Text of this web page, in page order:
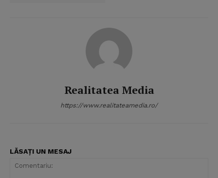
Realitatea Media
https://www.realitateamedia.ro/
LĂSAȚI UN MESAJ